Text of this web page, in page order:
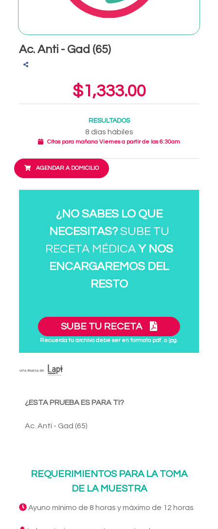
Ac. Anti - Gad (65)
$1,333.00
RESULTADOS
8 días hábiles
Citas para mañana Viernes a partir de las 6:30am
AGENDAR A DOMICILIO
¿NO SABES LO QUE
NECESITAS?SUBE TU
RECETA MÉDICA Y NOS
ENCARGAREMOS DEL
RESTO
SUBE TU RECETA
Recuerda tu archivo debe ser en formato pdf. o jpg.
¿ESTA PRUEBA ES PARA TI?
Ac. Anti - Gad (65)
REQUERIMIENTOS PARA LA TOMA
DE LA MUESTRA
Ayuno mínimo de 8 horas y máximo de 12 horas